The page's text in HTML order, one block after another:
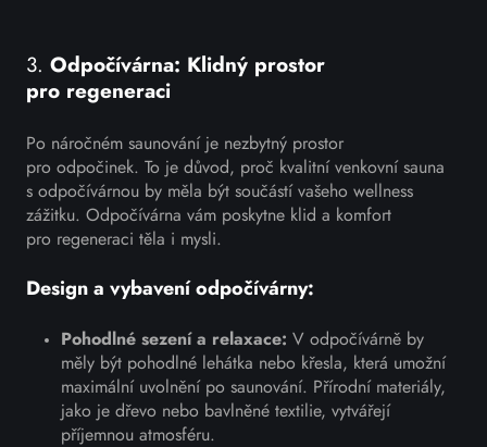
3. Odpočívárna: Klidný prostor
pro regeneraci
Po náročném saunování je nezbytný prostor
pro odpočinek. To je důvod, proč kvalitní venkovní sauna
s odpočívárnou by měla být součástí vašeho wellness
zážitku. Odpočívárna vám poskytne klid a komfort
pro regeneraci těla i mysli.
Design a vybavení odpočívárny:
Pohodlné sezení a relaxace: V odpočívárně by
měly být pohodlné lehátka nebo křesla, která umožní
maximální uvolnění po saunování. Přírodní materiály,
jako je dřevo nebo bavlněné textilie, vytvářejí
příjemnou atmosféru.